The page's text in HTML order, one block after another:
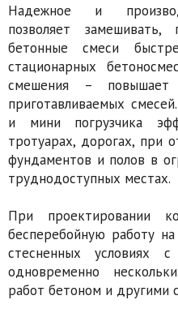
Надежное и
позволяет
бетонные смеси
стационарных
смешения – повышает
приготавливаемых
и мини погрузчика
тротуарах, дорогах, при
фундаментов и полов в
труднодоступных местах.
При проектировании
бесперебойную работу
стесненных условиях
одновременно
работ бетоном и другими